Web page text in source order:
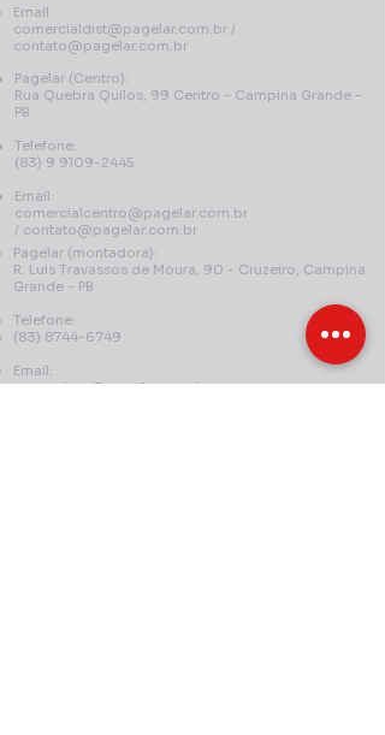
Email:
comercialdist@pagelar.com.br /
contato@pagelar.com.br
Pagelar (Centro):
Rua Quebra Quilos, 99 Centro - Campina Grande -
PB
Telefone:
(83) 9 9109-2445
Email:
comercialcentro@pagelar.com.br
/ contato@pagelar.com.br
Pagelar (montadora):
R. Luis Travassos de Moura, 90 - Cruzeiro, Campina
Grande - PB
Telefone:
(83) 8744-6749
Email:
montadora@pagelar.com.br